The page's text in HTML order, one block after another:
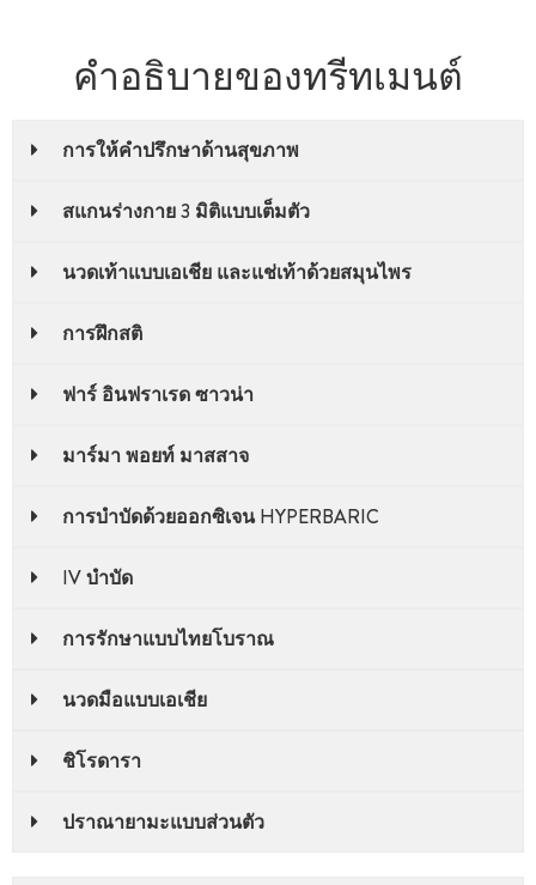
คำอธิบายของทรีทเมนต์
การให้คําปรึกษาด้านสุขภาพ
สแกนร่างกาย 3 มิติแบบเต็มตัว
นวดเท้าแบบเอเชีย และแช่เท้าด้วยสมุนไพร
การฝึกสติ
ฟาร์ อินฟราเรด ซาวน่า
มาร์มา พอยท์ มาสสาจ
การบําบัดด้วยออกซิเจน HYPERBARIC
IV บําบัด
การรักษาแบบไทยโบราณ
นวดมือแบบเอเชีย
ชิโรดารา
ปราณายามะแบบส่วนตัว